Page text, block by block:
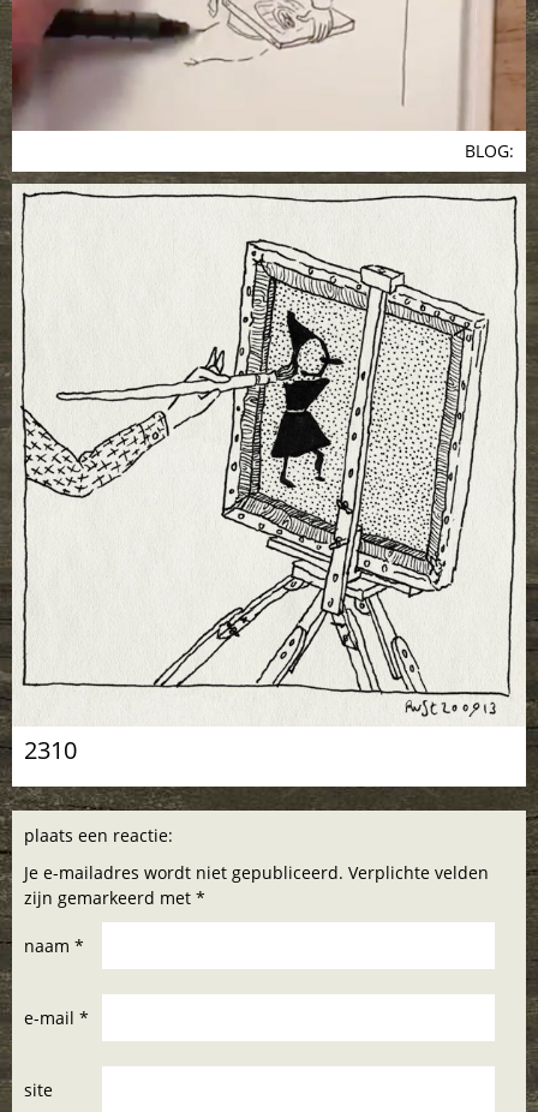
BLOG:
2310
plaats een reactie:
Je e-mailadres wordt niet gepubliceerd. Verplichte velden
zijn gemarkeerd met *
naam *
e-mail *
site